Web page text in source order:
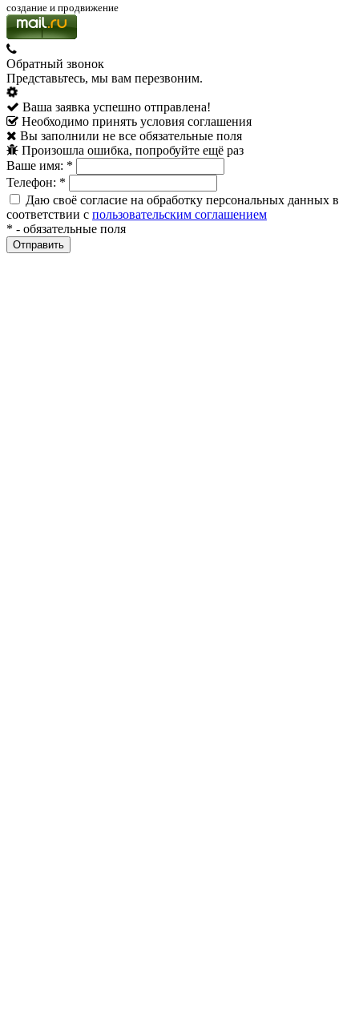
создание и продвижение
Обратный звонок
Представьтесь, мы вам перезвоним.
Ваша заявка успешно отправлена!
Необходимо принять условия соглашения
Вы заполнили не все обязательные поля
Произошла ошибка, попробуйте ещё раз
Ваше имя: *
Телефон: *
Даю своё согласие на обработку персональных данных в
соответствии с пользовательским соглашением
* - обязательные поля